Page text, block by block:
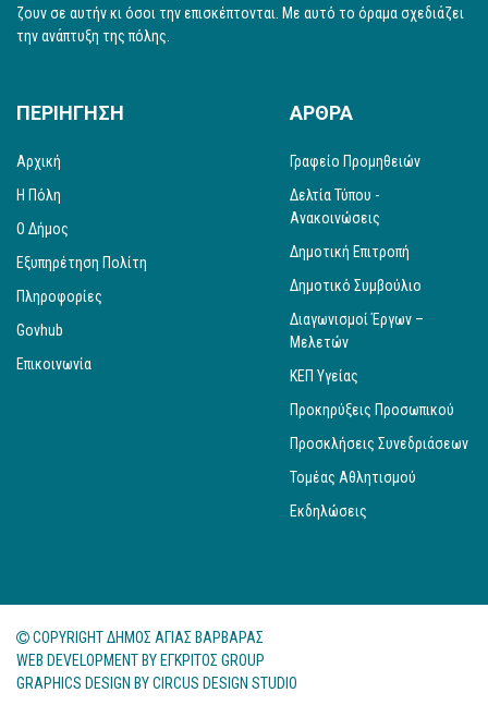
ζουν σε αυτήν κι όσοι την επισκέπτονται. Με αυτό το όραμα σχεδιάζει
την ανάπτυξη της πόλης.
ΠΕΡΙΗΓΗΣΗ
Αρχική
Η Πόλη
Ο Δήμος
Εξυπηρέτηση Πολίτη
Πληροφορίες
Govhub
Επικοινωνία
ΑΡΘΡΑ
Γραφείο Προμηθειών
Δελτία Τύπου -
Ανακοινώσεις
Δημοτική Επιτροπή
Δημοτικό Συμβούλιο
Διαγωνισμοί Έργων –
Μελετών
ΚΕΠ Υγείας
Προκηρύξεις Προσωπικού
Προσκλήσεις Συνεδριάσεων
Τομέας Αθλητισμού
Εκδηλώσεις
COPYRIGHT ΔΗΜΟΣ ΑΓΙΑΣ ΒΑΡΒΑΡΑΣ
WEB DEVELOPMENT BY ΕΓΚΡΙΤΟΣ GROUP
GRAPHICS DESIGN BYCIRCUS DESIGN STUDIO